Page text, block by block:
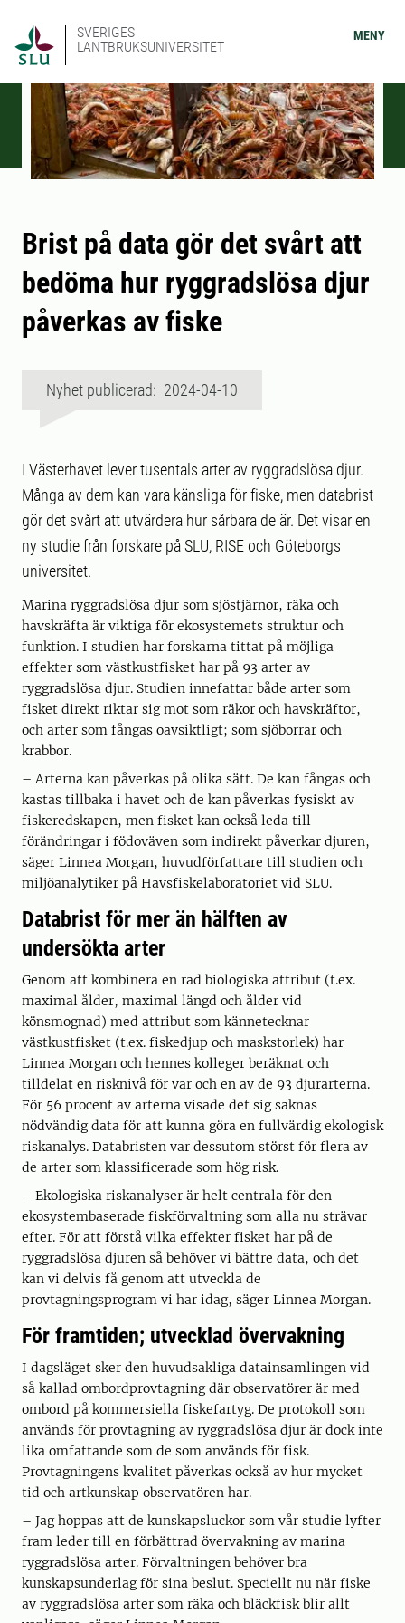
SVERIGES
LANTBRUKSUNIVERSITET
MENY
Brist på data gör det svårt att
bedöma hur ryggradslösa djur
påverkas av fiske
Nyhet publicerad: 2024-04-10
I Västerhavet lever tusentals arter av ryggradslösa djur.
Många av dem kan vara känsliga för fiske, men databrist
gör det svårt att utvärdera hur sårbara de är. Det visar en
ny studie från forskare på SLU, RISE och Göteborgs
universitet.
Marina ryggradslösa djur som sjöstjärnor, räka och
havskräfta är viktiga för ekosystemets struktur och
funktion. I studien har forskarna tittat på möjliga
effekter som västkustfisket har på 93 arter av
ryggradslösa djur. Studien innefattar både arter som
fisket direkt riktar sig mot som räkor och havskräftor,
och arter som fångas oavsiktligt; som sjöborrar och
krabbor.
– Arterna kan påverkas på olika sätt. De kan fångas och
kastas tillbaka i havet och de kan påverkas fysiskt av
fiskeredskapen, men fisket kan också leda till
förändringar i födoväven som indirekt påverkar djuren,
säger Linnea Morgan, huvudförfattare till studien och
miljöanalytiker på Havsfiskelaboratoriet vid SLU.
Databrist för mer än hälften av
undersökta arter
Genom att kombinera en rad biologiska attribut (t.ex.
maximal ålder, maximal längd och ålder vid
könsmognad) med attribut som kännetecknar
västkustfisket (t.ex. fiskedjup och maskstorlek) har
Linnea Morgan och hennes kolleger beräknat och
tilldelat en risknivå för var och en av de 93 djurarterna.
För 56 procent av arterna visade det sig saknas
nödvändig data för att kunna göra en fullvärdig ekologisk
riskanalys. Databristen var dessutom störst för flera av
de arter som klassificerade som hög risk.
– Ekologiska riskanalyser är helt centrala för den
ekosystembaserade fiskförvaltning som alla nu strävar
efter. För att förstå vilka effekter fisket har på de
ryggradslösa djuren så behöver vi bättre data, och det
kan vi delvis få genom att utveckla de
provtagningsprogram vi har idag, säger Linnea Morgan.
För framtiden; utvecklad övervakning
I dagsläget sker den huvudsakliga datainsamlingen vid
så kallad ombordprovtagning där observatörer är med
ombord på kommersiella fiskefartyg. De protokoll som
används för provtagning av ryggradslösa djur är dock inte
lika omfattande som de som används för fisk.
Provtagningens kvalitet påverkas också av hur mycket
tid och artkunskap observatören har.
– Jag hoppas att de kunskapsluckor som vår studie lyfter
fram leder till en förbättrad övervakning av marina
ryggradslösa arter. Förvaltningen behöver bra
kunskapsunderlag för sina beslut. Speciellt nu när fiske
av ryggradslösa arter som räka och bläckfisk blir allt